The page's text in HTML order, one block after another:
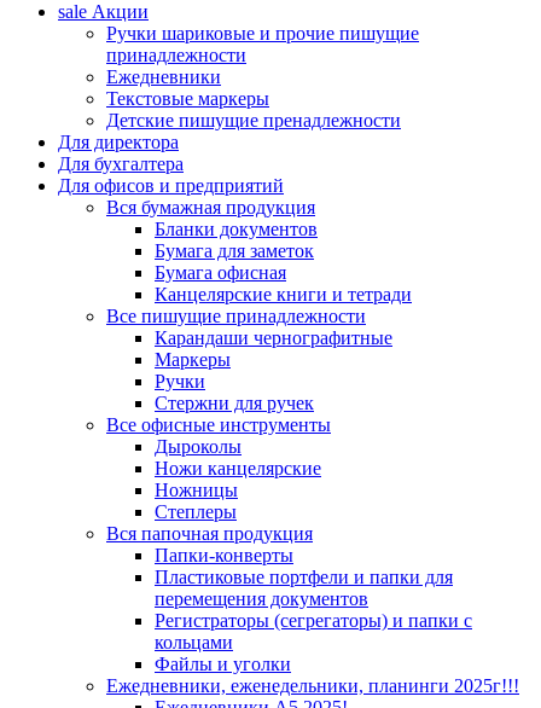
sale Акции
Ручки шариковые и прочие пишущие
принадлежности
Ежедневники
Текстовые маркеры
Детские пишущие пренадлежности
Для директора
Для бухгалтера
Для офисов и предприятий
Вся бумажная продукция
Бланки документов
Бумага для заметок
Бумага офисная
Канцелярские книги и тетради
Все пишущие принадлежности
Карандаши чернографитные
Маркеры
Ручки
Стержни для ручек
Все офисные инструменты
Дыроколы
Ножи канцелярские
Ножницы
Степлеры
Вся папочная продукция
Папки-конверты
Пластиковые портфели и папки для
перемещения документов
Регистраторы (сегрегаторы) и папки с
кольцами
Файлы и уголки
Ежедневники, еженедельники, планинги 2025г!!!